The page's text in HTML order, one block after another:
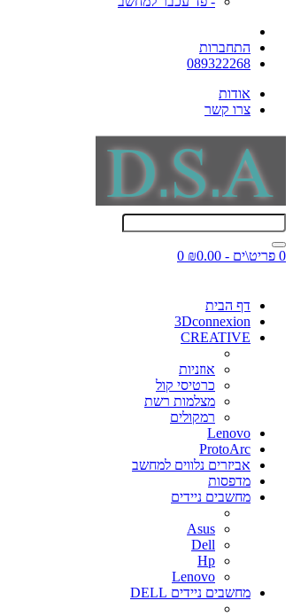
התחברות
089322268
אודות
צרו קשר
0 פריט\ים - ₪0.00 0
דף הבית
3Dconnexion
CREATIVE
אוזניות
כרטיסי קול
מצלמות רשת
רמקולים
Lenovo
ProtoArc
אביזרים נלווים למחשב
מדפסות
מחשבים ניידים
Asus
Dell
Hp
Lenovo
מחשבים ניידים DELL